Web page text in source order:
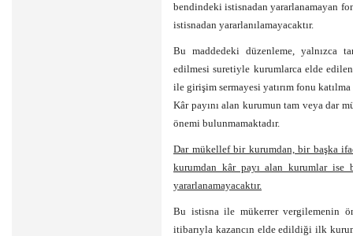
bendindeki istisnadan yararlanamayan
istisnadan yararlanılamayacaktır.
Bu maddedeki düzenleme, yalnızca
edilmesi suretiyle kurumlarca elde
ile girişim sermayesi yatırım fonu
Kâr payını alan kurumun tam veya dar
önemi bulunmamaktadır.
Dar mükellef bir kurumdan, bir başka
kurumdan kâr payı alan kurumlar ise
yararlanamayacaktır.
Bu istisna ile mükerrer vergilemenin
itibarıyla kazancın elde edildiği ilk